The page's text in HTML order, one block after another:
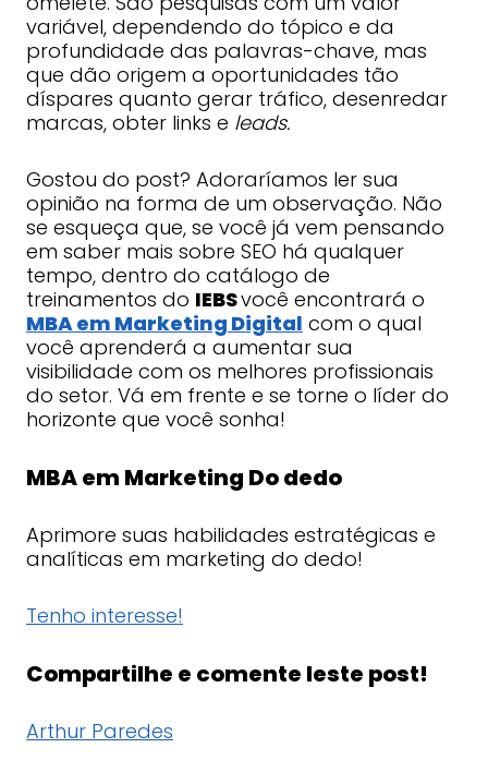
variável, dependendo do tópico e da
profundidade das palavras-chave, mas
que dão origem a oportunidades tão
díspares quanto gerar tráfico, desenredar
marcas, obter links e leads.
Gostou do post? Adoraríamos ler sua
opinião na forma de um observação. Não
se esqueça que, se você já vem pensando
em saber mais sobre SEO há qualquer
tempo, dentro do catálogo de
treinamentos do IEBSvocê encontrará o
MBA em Marketing Digital com o qual
você aprenderá a aumentar sua
visibilidade com os melhores profissionais
do setor. Vá em frente e se torne o líder do
horizonte que você sonha!
MBA em Marketing Do dedo
Aprimore suas habilidades estratégicas e
analíticas em marketing do dedo!
Tenho interesse!
Compartilhe e comente leste post!
Arthur Paredes